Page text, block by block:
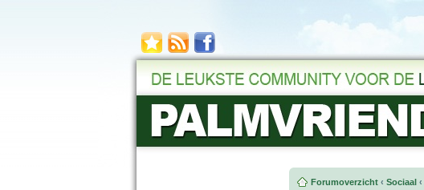
Forumoverzicht ‹ Sociaal ‹